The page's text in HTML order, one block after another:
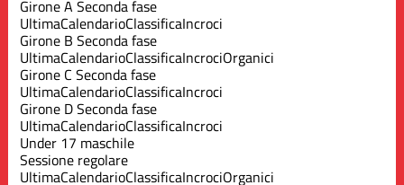
Girone A Seconda fase
UltimaCalendarioClassificaIncroci
Girone B Seconda fase
UltimaCalendarioClassificaIncrociOrganici
Girone C Seconda fase
UltimaCalendarioClassificaIncroci
Girone D Seconda fase
UltimaCalendarioClassificaIncroci
Under 17 maschile
Sessione regolare
UltimaCalendarioClassificaIncrociOrganici